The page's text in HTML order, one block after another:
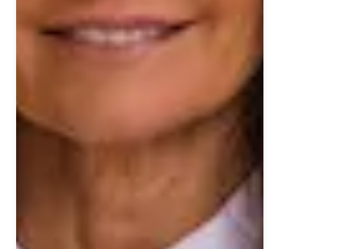
eluttag och snygga detaljer ger ett modernt och
funktionellt helhetsintryck.
Det ljusa vardagsrummet får magiskt ljusinsläpp via
stora fönsterpartier i tre väderstreck som ramar in
fjällens dramatiska vyer. En svart braskamin från
Nordpeis är strategiskt placerad mitt i rummet och
sprider både värme och atmosfär. Här finns plats för en
större soffgrupp och matplats, vilket gör det till en
perfekt yta för samvaro, lugn och utsikt. Från